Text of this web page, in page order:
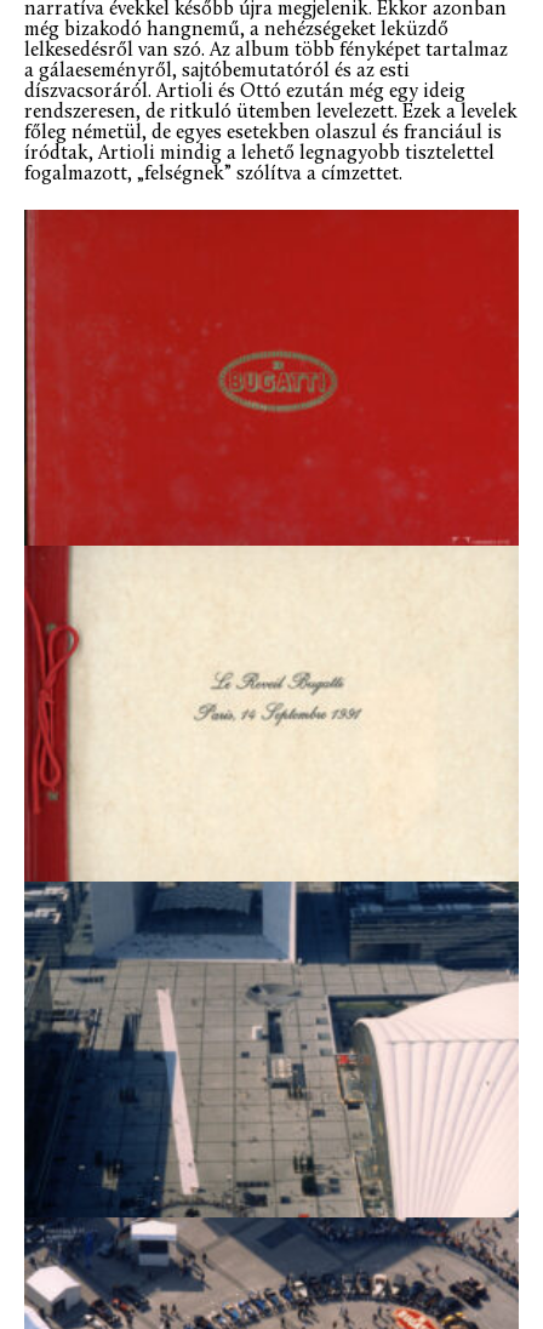
narratíva évekkel később újra megjelenik. Ekkor azonban
még bizakodó hangnemű, a nehézségeket leküzdő
lelkesedésről van szó. Az album több fényképet tartalmaz
a gálaeseményről, sajtóbemutatóról és az esti
díszvacsoráról. Artioli és Ottó ezután még egy ideig
rendszeresen, de ritkuló ütemben levelezett. Ezek a levelek
főleg németül, de egyes esetekben olaszul és franciául is
íródtak, Artioli mindig a lehető legnagyobb tisztelettel
fogalmazott, „felségnek” szólítva a címzettet.